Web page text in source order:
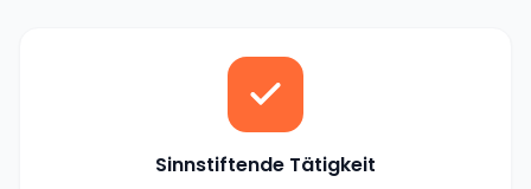
Sinnstiftende Tätigkeit